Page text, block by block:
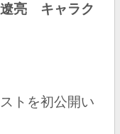
亮 キャラク
トを初公開い